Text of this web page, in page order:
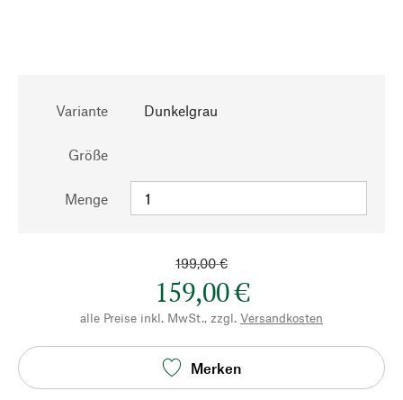
Variante Dunkelgrau
Größe
Menge
199,00 €
159,00 €
alle Preise inkl. MwSt., zzgl. Versandkosten
Merken